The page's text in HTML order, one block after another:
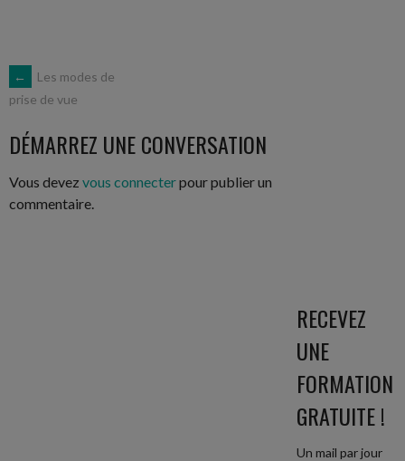
NAVIGATION
DES
ARTICLES
←
Les modes de
prise de vue
DÉMARREZ UNE CONVERSATION
Vous devez vous connecterpour publier un
commentaire.
RECEVEZ
UNE
FORMATION
GRATUITE !
Un mail par jour